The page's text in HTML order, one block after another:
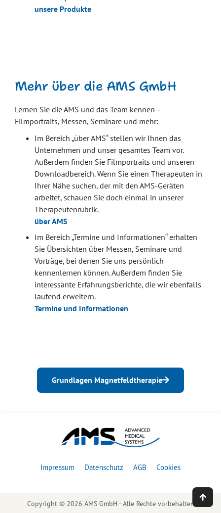
unsere Produkte
Mehr über die AMS GmbH
Lernen Sie die AMS und das Team kennen –
Filmportraits, Messen, Seminare und mehr:
Im Bereich „über AMS“ stellen wir Ihnen das
Unternehmen und unser gesamtes Team vor.
Außerdem finden Sie Filmportraits und unseren
Downloadbereich. Wenn Sie einen Therapeuten in
Ihrer Nähe suchen, der mit den AMS-Geräten
arbeitet, schauen Sie doch einmal in unserer
Therapeutenrubrik.
über AMS
Im Bereich „Termine und Informationen“ erhalten
Sie Übersichten über Messen, Seminare und
Vorträge, bei denen Sie uns persönlich
kennenlernen können. Außerdem finden Sie
interessante Erfahrungsberichte, die wir ebenfalls
laufend erweitern.
Termine und Informationen
Grundlagen Magnetfeldtherapie
Impressum Datenschutz AGB Cookies
Copyright © 2026 AMS GmbH - Alle Rechte vorbehalten